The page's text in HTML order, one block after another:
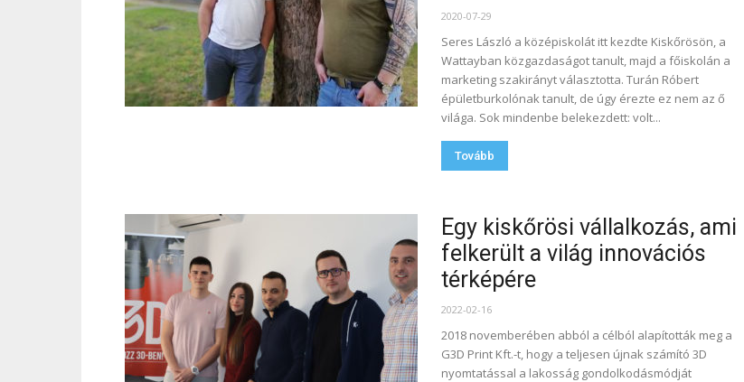
2020-07-29
Seres László a középiskolát itt kezdte Kiskőrösön, a
Wattayban közgazdaságot tanult, majd a főiskolán a
marketing szakirányt választotta. Turán Róbert
épületburkolónak tanult, de úgy érezte ez nem az ő
világa. Sok mindenbe belekezdett: volt...
Tovább
Egy kiskőrösi vállalkozás, ami
felkerült a világ innovációs
térképére
2022-02-16
2018 novemberében abból a célból alapították meg a
G3D Print Kft.-t, hogy a teljesen újnak számító 3D
nyomtatással a lakosság gondolkodásmódját